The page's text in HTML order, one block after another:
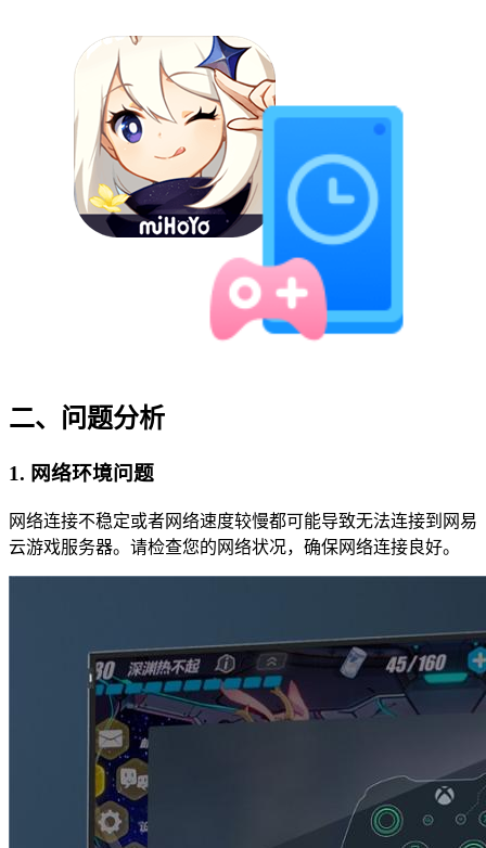
二、问题分析
1. 网络环境问题
网络连接不稳定或者网络速度较慢都可能导致无法连接到网易
云游戏服务器。请检查您的网络状况，确保网络连接良好。